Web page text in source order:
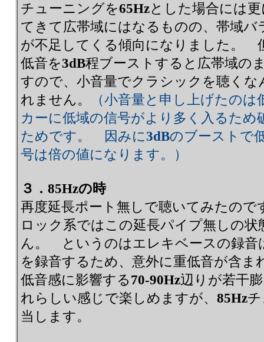
チューニングを65Hzとした場合には
てきて広帯域にはなるものの、帯域
が不足してくる傾向になりました。
低音を3dB程ブーストすると広帯域の
すので、小音量でクラシックを聴く
れません。
（小音量と申し上げたの
カーに低域の信号がより多く入るため
ためです。 因みに3dBのブーストで
号は倍の値になります。）
３．85Hzの時
再度延長ポート無しで聴いてみたの
ロック系ではこの延長パイプ無しの
ん。 というのはエレキベースの録音
を録音するため、意外に重低音が含
低音感に影響する70-90Hz辺りが若干
れらしい感じで楽しめますが、 85Hz
当します。